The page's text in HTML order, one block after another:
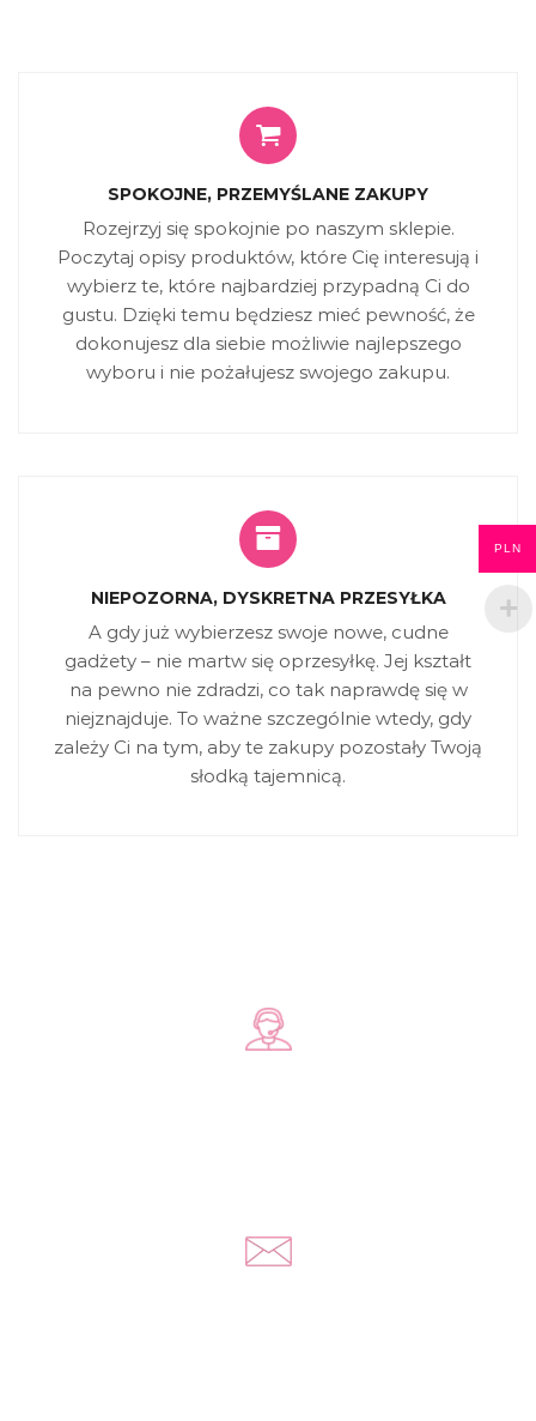
SPOKOJNE, PRZEMYŚLANE ZAKUPY
Rozejrzyj się spokojnie po naszym sklepie.
Poczytaj opisy produktów, które Cię interesują i
wybierz te, które najbardziej przypadną Ci do
gustu. Dzięki temu będziesz mieć pewność, że
dokonujesz dla siebie możliwie najlepszego
wyboru i nie pożałujesz swojego zakupu.
NIEPOZORNA, DYSKRETNA PRZESYŁKA
A gdy już wybierzesz swoje nowe, cudne
gadżety – nie martw się oprzesyłkę. Jej kształt
na pewno nie zdradzi, co tak naprawdę się w
niejznajduje. To ważne szczególnie wtedy, gdy
zależy Ci na tym, aby te zakupy pozostały Twoją
słodką tajemnicą.
PLN